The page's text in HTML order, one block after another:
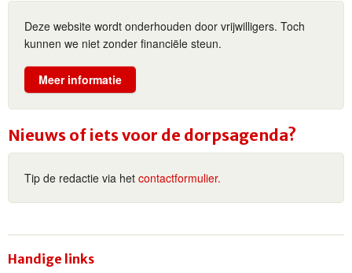
Deze website wordt onderhouden door vrijwilligers. Toch
kunnen we niet zonder financiële steun.
Meer informatie
Nieuws of iets voor de dorpsagenda?
Tip de redactie via het contactformulier.
Handige links